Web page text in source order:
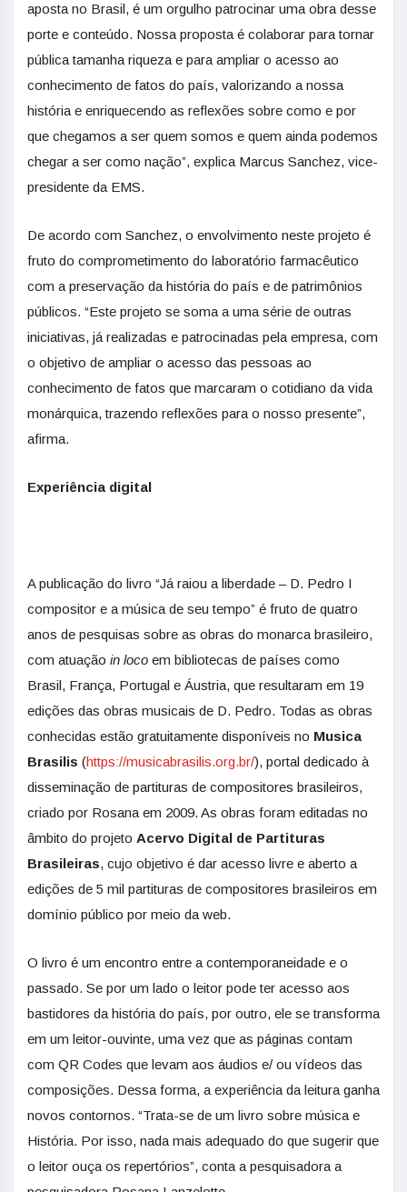
aposta no Brasil, é um orgulho patrocinar uma obra desse
porte e conteúdo. Nossa proposta é colaborar para tornar
pública tamanha riqueza e para ampliar o acesso ao
conhecimento de fatos do país, valorizando a nossa
história e enriquecendo as reflexões sobre como e por
que chegamos a ser quem somos e quem ainda podemos
chegar a ser como nação”, explica Marcus Sanchez, vice-
presidente da EMS.
De acordo com Sanchez, o envolvimento neste projeto é
fruto do comprometimento do laboratório farmacêutico
com a preservação da história do país e de patrimônios
públicos. “Este projeto se soma a uma série de outras
iniciativas, já realizadas e patrocinadas pela empresa, com
o objetivo de ampliar o acesso das pessoas ao
conhecimento de fatos que marcaram o cotidiano da vida
monárquica, trazendo reflexões para o nosso presente”,
afirma.
Experiência digital
A publicação do livro “Já raiou a liberdade – D. Pedro I
compositor e a música de seu tempo” é fruto de quatro
anos de pesquisas sobre as obras do monarca brasileiro,
com atuação in loco em bibliotecas de países como
Brasil, França, Portugal e Áustria, que resultaram em 19
edições das obras musicais de D. Pedro. Todas as obras
conhecidas estão gratuitamente disponíveis no Musica
Brasilis (https://musicabrasilis.org.br/), portal dedicado à
disseminação de partituras de compositores brasileiros,
criado por Rosana em 2009. As obras foram editadas no
âmbito do projeto Acervo Digital de Partituras
Brasileiras, cujo objetivo é dar acesso livre e aberto a
edições de 5 mil partituras de compositores brasileiros em
domínio público por meio da web.
O livro é um encontro entre a contemporaneidade e o
passado. Se por um lado o leitor pode ter acesso aos
bastidores da história do país, por outro, ele se transforma
em um leitor-ouvinte, uma vez que as páginas contam
com QR Codes que levam aos áudios e/ ou vídeos das
composições. Dessa forma, a experiência da leitura ganha
novos contornos. “Trata-se de um livro sobre música e
História. Por isso, nada mais adequado do que sugerir que
o leitor ouça os repertórios”, conta a pesquisadora a